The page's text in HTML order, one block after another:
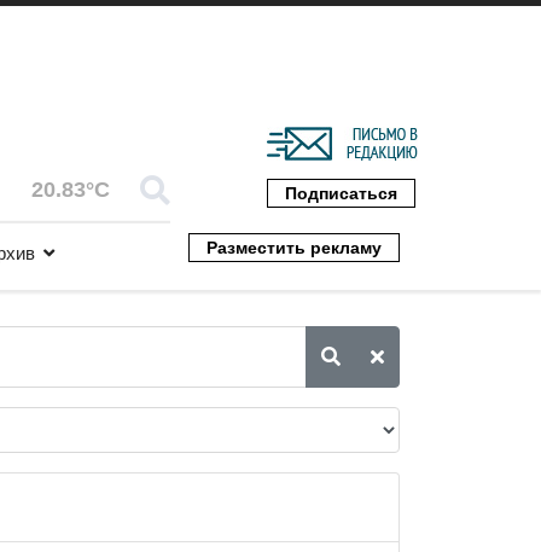
20.83°C Подписаться
Разместить рекламу